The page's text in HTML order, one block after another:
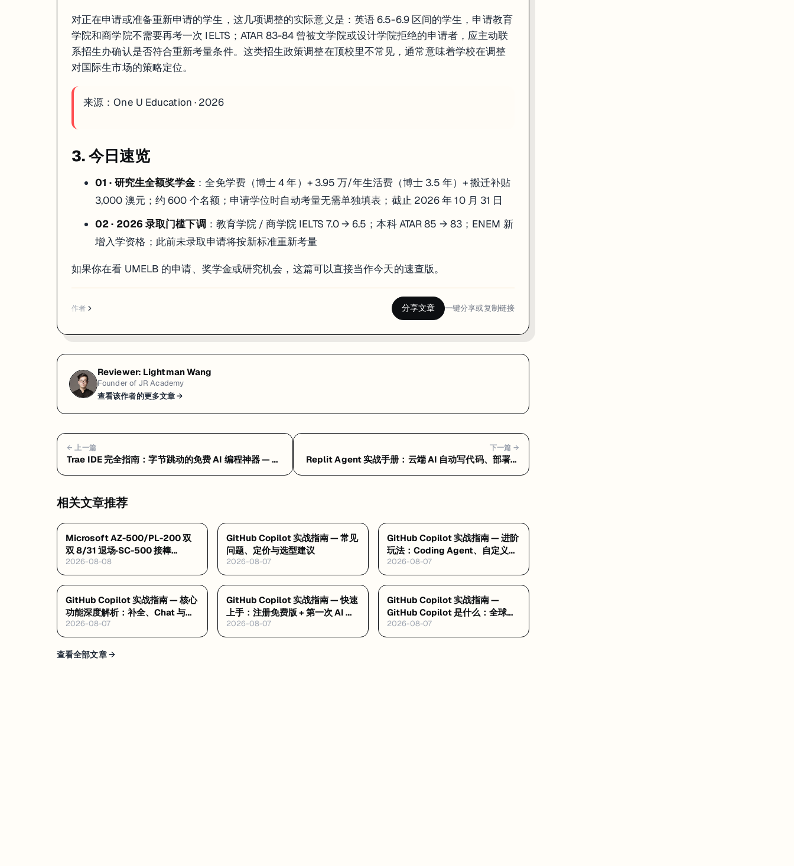
对正在申请或准备重新申请的学生，这几项调整的实际意义是：英语 6.5-6.9 区间的学生，申请教育
学院和商学院不需要再考一次 IELTS；ATAR 83-84 曾被文学院或设计学院拒绝的申请者，应主动联
系招生办确认是否符合重新考量条件。这类招生政策调整在顶校里不常见，通常意味着学校在调整
对国际生市场的策略定位。
来源：One U Education · 2026
3. 今日速览
01 · 研究生全额奖学金 ：全免学费（博士 4 年）+ 3.95 万/年生活费（博士 3.5 年）+ 搬迁补贴
3,000 澳元；约 600 个名额；申请学位时自动考量无需单独填表；截止 2026 年 10 月 31 日
02 · 2026 录取门槛下调 ：教育学院 / 商学院 IELTS 7.0 → 6.5；本科 ATAR 85 → 83；ENEM 新
增入学资格；此前未录取申请将按新标准重新考量
如果你在看 UMELB 的申请、奖学金或研究机会，这篇可以直接当作今天的速查版。
作者 分享文章 一键分享或复制链接
Reviewer: Lightman Wang
Founder of JR Academy
查看该作者的更多文章 →
← 上一篇
Trae IDE 完全指南：字节跳动的免费 AI 编程神器 — 常
下一篇 →
Replit Agent 实战手册：云端 AI 自动写代码、部署一
相关文章推荐
Microsoft AZ-500/PL-200 双
双 8/31 退场·SC-500 接棒
·Databricks GenAI 工程认证解
析·Google GEAR 免费 AI 课
2026-08-08
GitHub Copilot 实战指南 — 常见
问题、定价与选型建议
2026-08-07
GitHub Copilot 实战指南 — 进阶
玩法：Coding Agent、自定义指
令与 MCP
2026-08-07
GitHub Copilot 实战指南 — 核心
功能深度解析：补全、Chat 与
Agent Mode
2026-08-07
GitHub Copilot 实战指南 — 快速
上手：注册免费版 + 第一次 AI 编
程
2026-08-07
GitHub Copilot 实战指南 —
GitHub Copilot 是什么：全球最
大的 AI 编程助手
2026-08-07
查看全部文章 →